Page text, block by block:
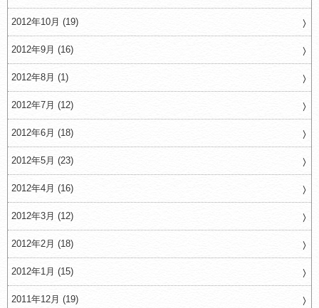
2012年10月 (19)
2012年9月 (16)
2012年8月 (1)
2012年7月 (12)
2012年6月 (18)
2012年5月 (23)
2012年4月 (16)
2012年3月 (12)
2012年2月 (18)
2012年1月 (15)
2011年12月 (19)